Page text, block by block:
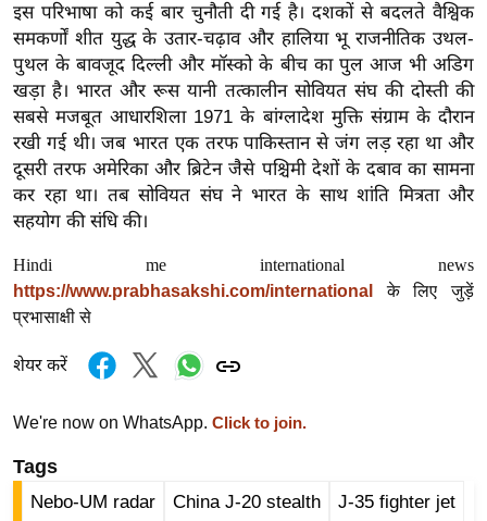
n
g
N
e
w
s
ला
इ
स्टा
इ
टे
लॉ
ब्यू
टी
इस परिभाषा को कई बार चुनौती दी गई है। दशकों से बदलते वैश्विक
समकर्णों शीत युद्ध के उतार-चढ़ाव और हालिया भू राजनीतिक उथल-
पुथल के बावजूद दिल्ली और मॉस्को के बीच का पुल आज भी अडिग
खड़ा है। भारत और रूस यानी तत्कालीन सोवियत संघ की दोस्ती की
सबसे मजबूत आधारशिला 1971 के बांग्लादेश मुक्ति संग्राम के दौरान
रखी गई थी। जब भारत एक तरफ पाकिस्तान से जंग लड़ रहा था और
दूसरी तरफ अमेरिका और ब्रिटेन जैसे पश्चिमी देशों के दबाव का सामना
कर रहा था। तब सोवियत संघ ने भारत के साथ शांति मित्रता और
सहयोग की संधि की।
Hindi me international news
https://www.prabhasakshi.com/international
के लिए जुड़ें
प्रभासाक्षी से
शेयर करें
We're now on WhatsApp. Click to join.
Tags
Nebo-UM radar China J-20 stealth J-35 fighter jet